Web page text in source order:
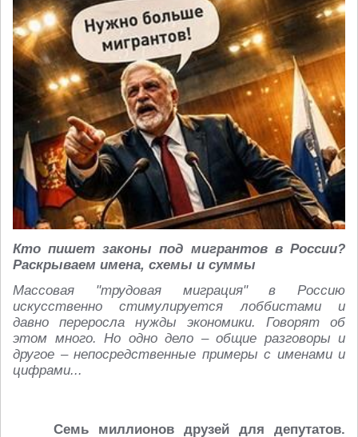
Кто пишет законы под мигрантов в России?
Раскрываем имена, схемы и суммы
Массовая "трудовая миграция" в Россию
искусственно стимулируется лоббистами и
давно переросла нужды экономики. Говорят об
этом много. Но одно дело – общие разговоры и
другое – непосредственные примеры с именами и
цифрами...
Семь миллионов друзей для депутатов.